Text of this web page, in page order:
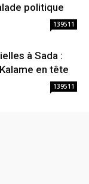
politique
139511
à Sada :
en tête
139511